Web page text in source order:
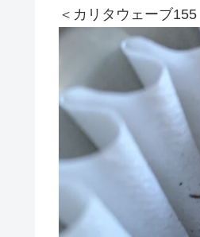
＜カリタウェーブ